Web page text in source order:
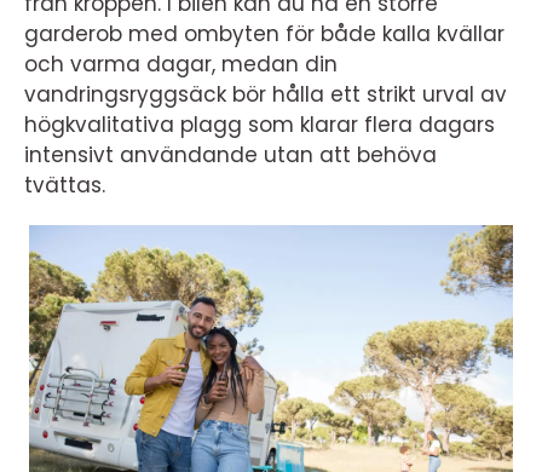
garderob med ombyten för både kalla kvällar
och varma dagar, medan din
vandringsryggsäck bör hålla ett strikt urval av
högkvalitativa plagg som klarar flera dagars
intensivt användande utan att behöva
tvättas.